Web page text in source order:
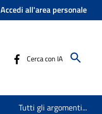
Accedi all'area personale
Cerca con IA
Tutti gli argomenti...